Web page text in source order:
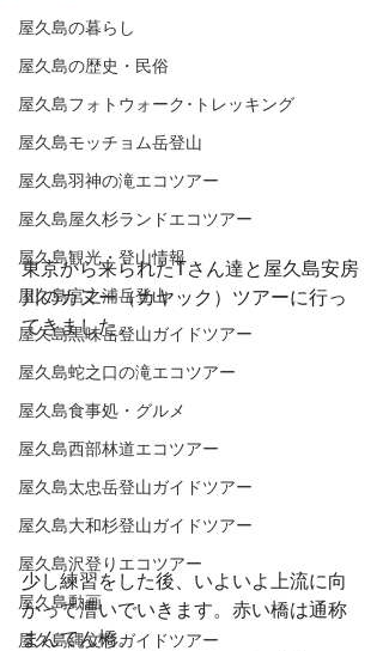
屋久島の暮らし
屋久島の歴史・民俗
屋久島フォトウォーク･トレッキング
屋久島モッチョム岳登山
屋久島羽神の滝エコツアー
屋久島屋久杉ランドエコツアー
屋久島観光・登山情報
屋久島宮之浦岳登山
屋久島黒味岳登山ガイドツアー
屋久島蛇之口の滝エコツアー
屋久島食事処・グルメ
屋久島西部林道エコツアー
屋久島太忠岳登山ガイドツアー
屋久島大和杉登山ガイドツアー
屋久島沢登りエコツアー
屋久島動画
屋久島縄文杉ガイドツアー
東京から来られたTさん達と屋久島安房
川のカヌー（カヤック）ツアーに行っ
てきました。
少し練習をした後、いよいよ上流に向
かって漕いでいきます。赤い橋は通称
まんてん橋。